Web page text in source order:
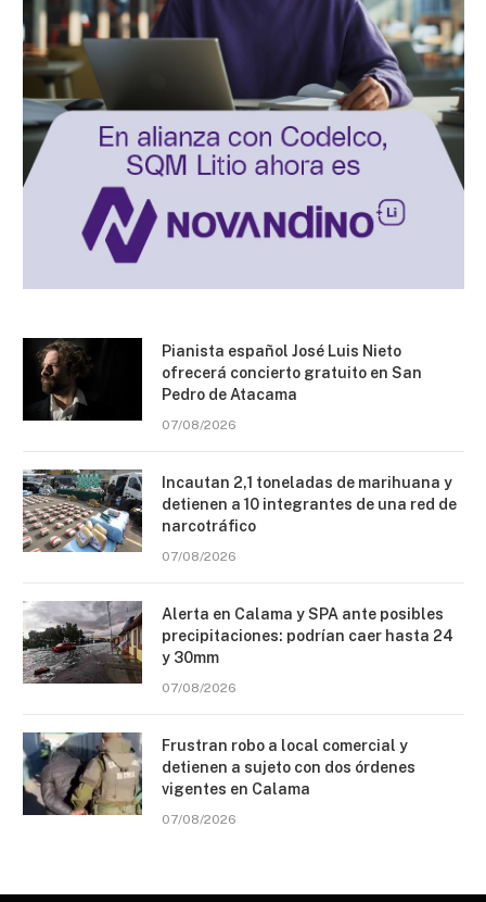
Pianista español José Luis Nieto
ofrecerá concierto gratuito en San
Pedro de Atacama
07/08/2026
Incautan 2,1 toneladas de marihuana y
detienen a 10 integrantes de una red de
narcotráfico
07/08/2026
Alerta en Calama y SPA ante posibles
precipitaciones: podrían caer hasta 24
y 30mm
07/08/2026
Frustran robo a local comercial y
detienen a sujeto con dos órdenes
vigentes en Calama
07/08/2026